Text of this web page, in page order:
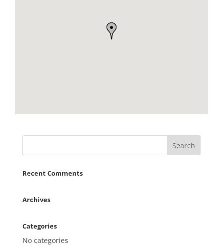
Recent Comments
Archives
Categories
No categories